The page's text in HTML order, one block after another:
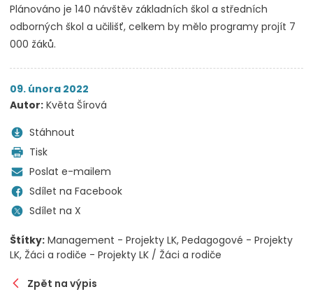
Plánováno je 140 návštěv základních škol a středních
odborných škol a učilišť, celkem by mělo programy projít 7
000 žáků.
09. února 2022
Autor: Květa Šírová
Stáhnout
Tisk
Poslat e-mailem
Sdílet na Facebook
Sdílet na X
Štítky: Management - Projekty LK Pedagogové - Projekty
LK Žáci a rodiče - Projekty LK / Žáci a rodiče
Zpět na výpis